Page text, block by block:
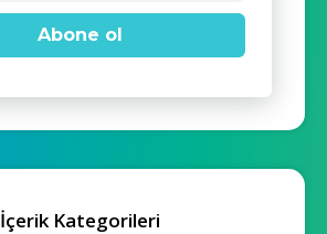
Abone ol
İçerik Kategorileri